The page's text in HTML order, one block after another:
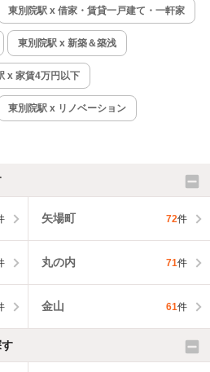
東別院駅 x 借家・賃貸一戸建て・一軒家
東別院駅 x 新築＆築浅
x 家賃4万円以下
東別院駅 x リノベーション
矢場町 72件
丸の内 71件
金山 61件